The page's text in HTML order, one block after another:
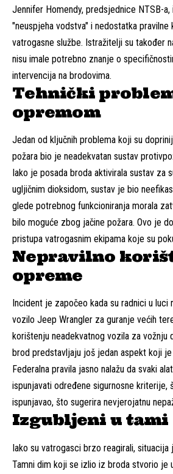
Jennifer Homendy, predsjednice NTSB-
"neuspjeha vodstva" i nedostatka pravilne
vatrogasne službe. Istražitelji su također
nisu imale potrebno znanje o
intervencija na brodovima.
Tehnički
opremom
Jedan od ključnih problema koji su
požara bio je neadekvatan sustav
Iako je posada broda aktivirala sustav za
ugljičnim dioksidom, sustav je bio
glede potrebnog funkcioniranja morala
bilo moguće zbog jačine požara. Ovo je
pristupa vatrogasnim ekipama koje su
Nepravilno
opreme
Incident je započeo kada su radnici u
vozilo Jeep Wrangler za guranje većih
korištenju neadekvatnog vozila za vožnju
brod predstavljaju još jedan aspekt koji
Federalna pravila jasno nalažu da svaki
ispunjavati određene sigurnosne kriterije,
ispunjavao, što sugerira nevjerojatnu
Izgubljeni u tami
Iako su vatrogasci brzo reagirali, situacija
Tamni dim koji se izlio iz broda stvorio je